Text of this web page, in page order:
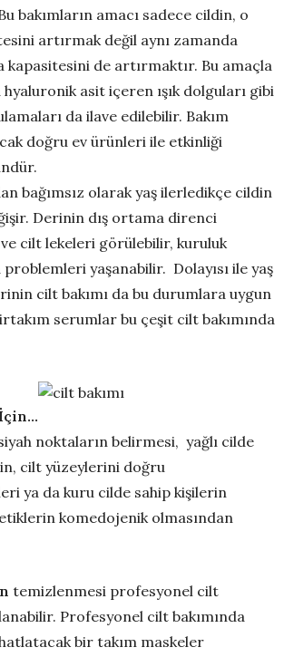
bakımların amacı sadece cildin, o
artırmak değil aynı zamanda
de artırmaktır. Bu amaçla
asit içeren ışık dolguları gibi
da ilave edilebilir. Bakım
doğru ev ürünleri ile etkinliği
bağımsız olarak yaş ilerledikçe cildin
Derinin dış ortama direnci
cilt lekeleri görülebilir, kuruluk
yaşanabilir. Dolayısı ile yaş
cilt bakımı da bu durumlara uygun
serumlar bu çeşit cilt bakımında
noktaların belirmesi, yağlı cilde
cilt yüzeylerini doğru
ya da kuru cilde sahip kişilerin
komedojenik olmasından
temizlenmesi profesyonel cilt
Profesyonel cilt bakımında
bir takım maskeler